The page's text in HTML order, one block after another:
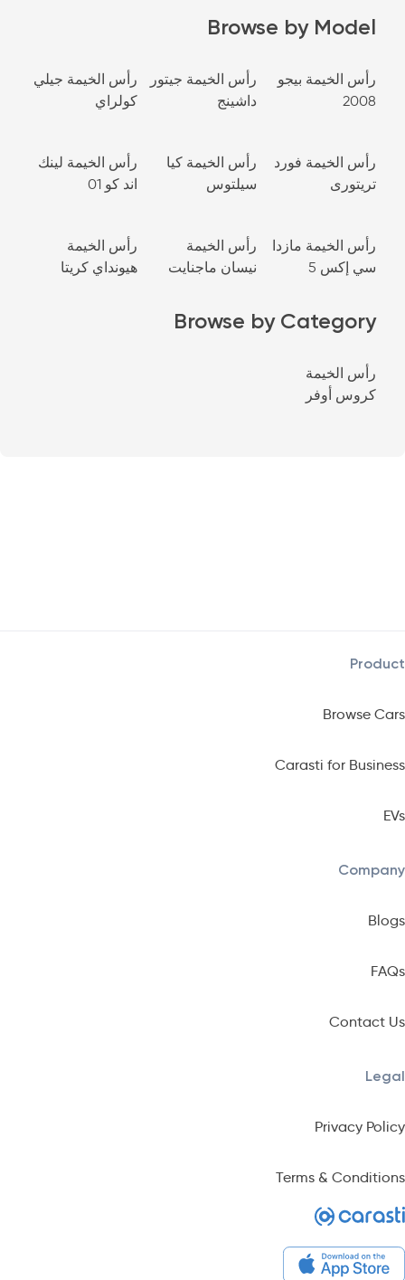
Browse by Model
رأس الخيمة بيجو
2008
رأس الخيمة جيتور
داشينج
رأس الخيمة جيلي
كولراي
رأس الخيمة فورد
تريتورى
رأس الخيمة كيا
سيلتوس
رأس الخيمة لينك
اند كو 01
رأس الخيمة مازدا
سي إكس 5
رأس الخيمة
نيسان ماجنايت
رأس الخيمة
هيونداي كريتا
Browse by Category
رأس الخيمة
كروس أوفر
Product
Browse Cars
Carasti for Business
EVs
Company
Blogs
FAQs
Contact Us
Legal
Privacy Policy
Terms & Conditions